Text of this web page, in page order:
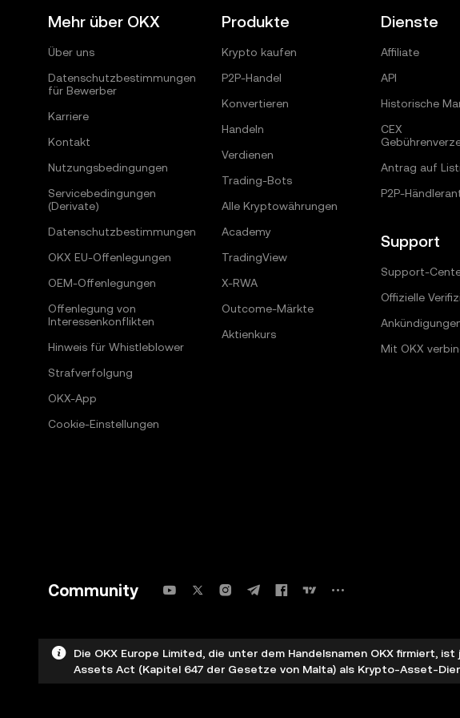
Mehr über OKX
Über uns
Datenschutzbestimmungen
für Bewerber
Karriere
Kontakt
Nutzungsbedingungen
Servicebedingungen
(Derivate)
Datenschutzbestimmungen
OKX EU-Offenlegungen
OEM-Offenlegungen
Offenlegung von
Interessenkonflikten
Hinweis für Whistleblower
Strafverfolgung
OKX-App
Cookie-Einstellungen
Produkte
Krypto kaufen
P2P-Handel
Konvertieren
Handeln
Verdienen
Trading-Bots
Alle Kryptowährungen
Academy
TradingView
X-RWA
Outcome-Märkte
Aktienkurs
Dienste
Affiliate
API
Historische
CEX
Antrag auf
P2P-
Support
Support-
Offizielle
Mit OKX
Community
Die OKX Europe Limited, die unter dem Handelsnamen OKX firmiert,
Assets Act (Kapitel 647 der Gesetze von Malta) als Krypto-Asset-